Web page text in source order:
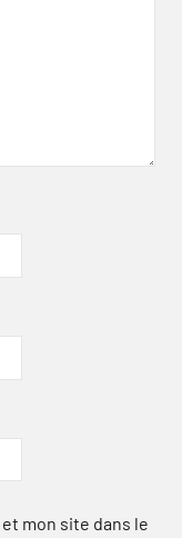
mon site dans le